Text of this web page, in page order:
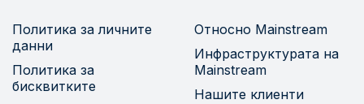
Политика за личните
данни
Политика за
бисквитките
Относно Mainstream
Инфраструктурата на
Mainstream
Нашите клиенти